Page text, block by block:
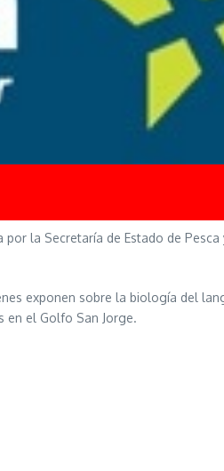
por la Secretaría de Estado de
exponen sobre la biología del
en el Golfo San Jorge.